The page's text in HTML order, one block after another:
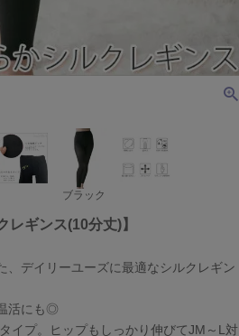
ブラック
レギンス(10分丈)】
デイリーユーズに最適なシルクレギン
活にも◎
イプ。ヒップもしっかり伸びてJM～L対